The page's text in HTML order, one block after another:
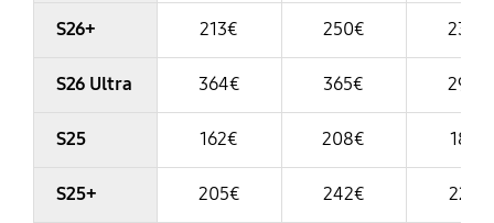
S26+ 213€ 250€ 230€
S26 Ultra 364€ 365€ 290€
S25 162€ 208€ 187€
S25+ 205€ 242€ 222€